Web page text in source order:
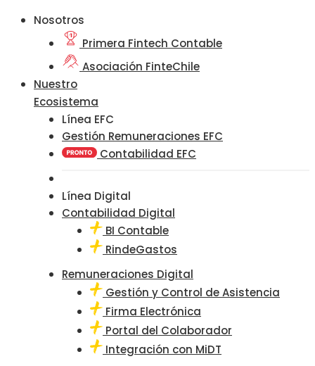
Nosotros
Primera Fintech Contable
Asociación FinteChile
Nuestro
Ecosistema
Línea EFC
Gestión Remuneraciones EFC
Contabilidad EFC
Línea Digital
Contabilidad Digital
BI Contable
RindeGastos
Remuneraciones Digital
Gestión y Control de Asistencia
Firma Electrónica
Portal del Colaborador
Integración con MiDT